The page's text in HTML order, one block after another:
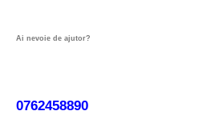
Ai nevoie de ajutor?
0762458890